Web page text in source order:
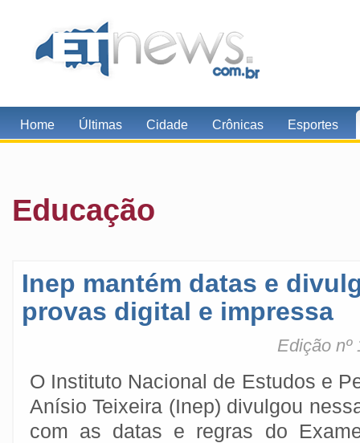
Home Últimas Cidade Crônicas Esportes
Educação
Inep mantém datas e
provas digital e impressa
Edição nº
O Instituto Nacional de Estudos e
Anísio Teixeira (Inep) divulgou
com as datas e regras do